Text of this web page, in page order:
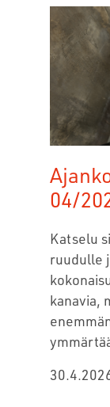
04/
Katselu
ruudulle
kanavia,